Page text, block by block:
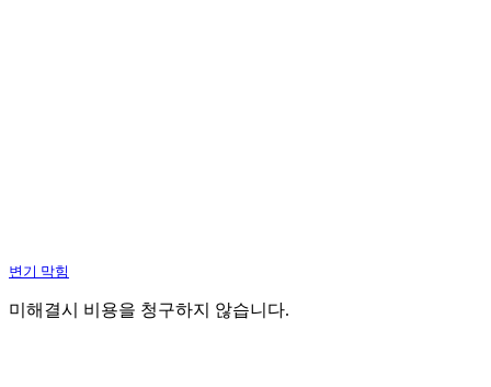
변기 막힘
미해결시 비용을 청구하지 않습니다.